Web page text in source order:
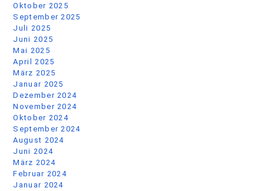
Oktober 2025
September 2025
Juli 2025
Juni 2025
Mai 2025
April 2025
März 2025
Januar 2025
Dezember 2024
November 2024
Oktober 2024
September 2024
August 2024
Juni 2024
März 2024
Februar 2024
Januar 2024